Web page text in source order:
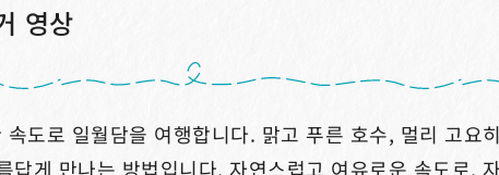
영상
도로 일월담을 여행합니다. 맑고 푸른 호수, 멀리 고
게 만나는 방법입니다. 자연스럽고 여유로운 속도로,